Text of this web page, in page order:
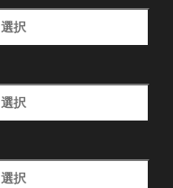
選択
選択
選択